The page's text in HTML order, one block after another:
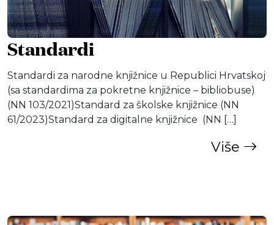
Standardi
Standardi za narodne knjižnice u Republici Hrvatskoj
(sa standardima za pokretne knjižnice – bibliobuse)
(NN 103/2021)Standard za školske knjižnice (NN
61/2023)Standard za digitalne knjižnice (NN […]
Više